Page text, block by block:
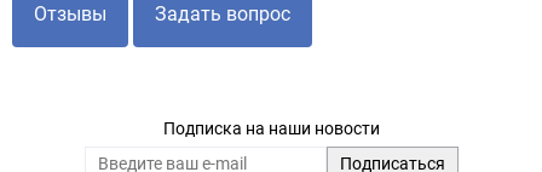
Отзывы Задать вопрос
Подписка на наши новости